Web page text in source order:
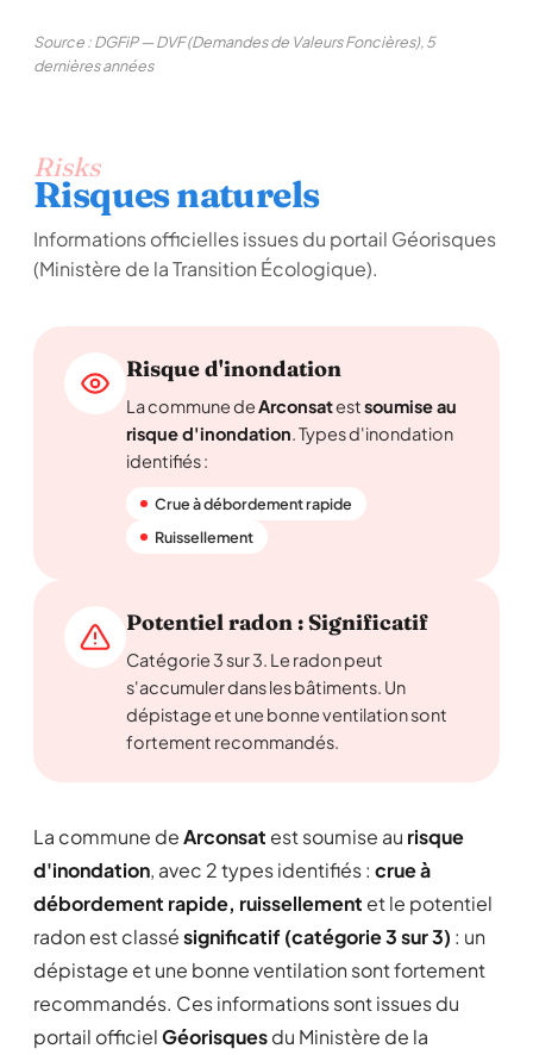
Source : DGFiP — DVF (Demandes de Valeurs Foncières), 5
dernières années
Risks
Risques naturels
Informations officielles issues du portail Géorisques
(Ministère de la Transition Écologique).
Risque d'inondation
La commune deArconsatestsoumise au
risque d'inondation. Types d'inondation
identifiés :
Crue à débordement rapide
Ruissellement
Potentiel radon : Significatif
Catégorie 3 sur 3. Le radon peut
s'accumuler dans les bâtiments. Un
dépistage et une bonne ventilation sont
fortement recommandés.
La commune deArconsat est soumise au risque
d'inondation, avec 2 types identifiés : crue à
débordement rapide, ruissellement et le potentiel
radon est classésignificatif (catégorie 3 sur 3) : un
dépistage et une bonne ventilation sont fortement
recommandés. Ces informations sont issues du
portail officielGéorisquesdu Ministère de la